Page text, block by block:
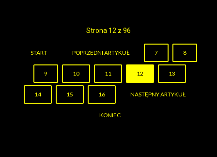
Strona 12 z 96
START POPRZEDNI ARTYKUŁ 7 8
9 10 11 12 13
14 15 16 NASTĘPNY ARTYKUŁ
KONIEC